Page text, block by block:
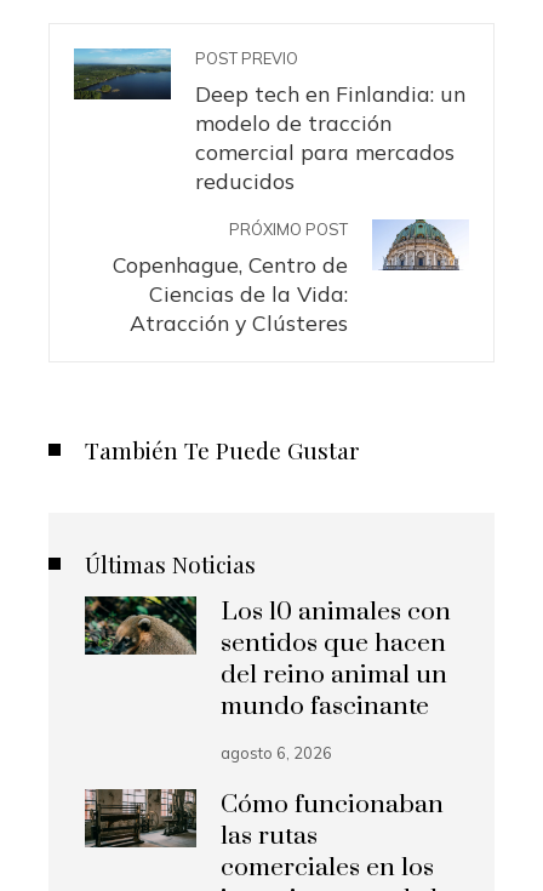
POST PREVIO
Deep tech en Finlandia: un
modelo de tracción
comercial para mercados
reducidos
PRÓXIMO POST
Copenhague, Centro de
Ciencias de la Vida:
Atracción y Clústeres
También Te Puede Gustar
Últimas Noticias
Los 10 animales con
sentidos que hacen
del reino animal un
mundo fascinante
agosto 6, 2026
Cómo funcionaban
las rutas
comerciales en los